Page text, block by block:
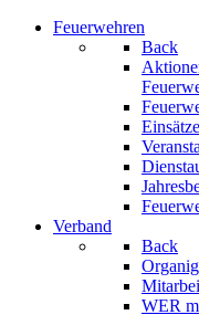
Feuerwehren
Back
Einsätze
Verband
Back
WER